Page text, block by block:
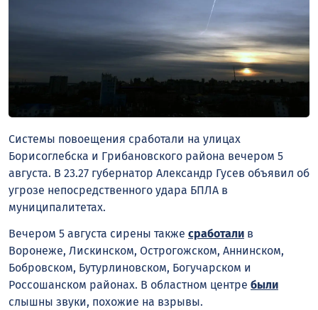
Системы повоещения сработали на улицах
Борисоглебска и Грибановского района вечером 5
августа. В 23.27 губернатор Александр Гусев объявил об
угрозе непосредственного удара БПЛА в
муниципалитетах.
Вечером 5 августа сирены также сработали в
Воронеже, Лискинском, Острогожском, Аннинском,
Бобровском, Бутурлиновском, Богучарском и
Россошанском районах. В областном центре были
слышны звуки, похожие на взрывы.